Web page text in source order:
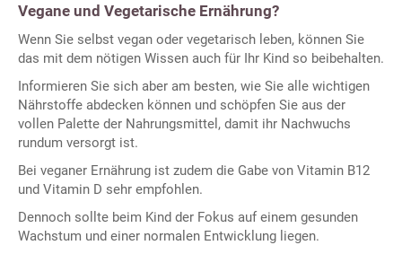
Vegane und Vegetarische Ernährung?
Wenn Sie selbst vegan oder vegetarisch leben, können Sie
das mit dem nötigen Wissen auch für Ihr Kind so beibehalten.
Informieren Sie sich aber am besten, wie Sie alle wichtigen
Nährstoffe abdecken können und schöpfen Sie aus der
vollen Palette der Nahrungsmittel, damit ihr Nachwuchs
rundum versorgt ist.
Bei veganer Ernährung ist zudem die Gabe von Vitamin B12
und Vitamin D sehr empfohlen.
Dennoch sollte beim Kind der Fokus auf einem gesunden
Wachstum und einer normalen Entwicklung liegen.